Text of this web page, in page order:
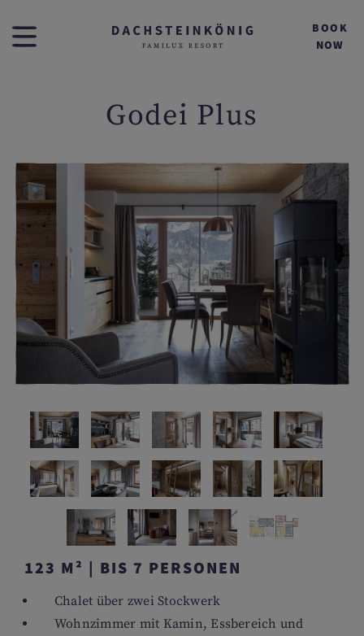
BOOK
NOW
Godei Plus
123 M² | BIS 7 PERSONEN
Chalet über zwei Stockwerk
Wohnzimmer mit Kamin, Essbereich und